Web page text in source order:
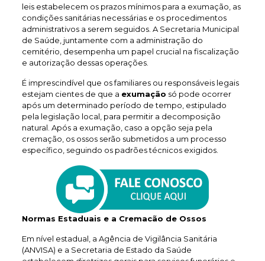
leis estabelecem os prazos mínimos para a exumação, as
condições sanitárias necessárias e os procedimentos
administrativos a serem seguidos. A Secretaria Municipal
de Saúde, juntamente com a administração do
cemitério, desempenha um papel crucial na fiscalização
e autorização dessas operações.
É imprescindível que os familiares ou responsáveis legais
estejam cientes de que a exumação só pode ocorrer
após um determinado período de tempo, estipulado
pela legislação local, para permitir a decomposição
natural. Após a exumação, caso a opção seja pela
cremação, os ossos serão submetidos a um processo
específico, seguindo os padrões técnicos exigidos.
Normas Estaduais e a Cremacão de Ossos
Em nível estadual, a Agência de Vigilância Sanitária
(ANVISA) e a Secretaria de Estado da Saúde